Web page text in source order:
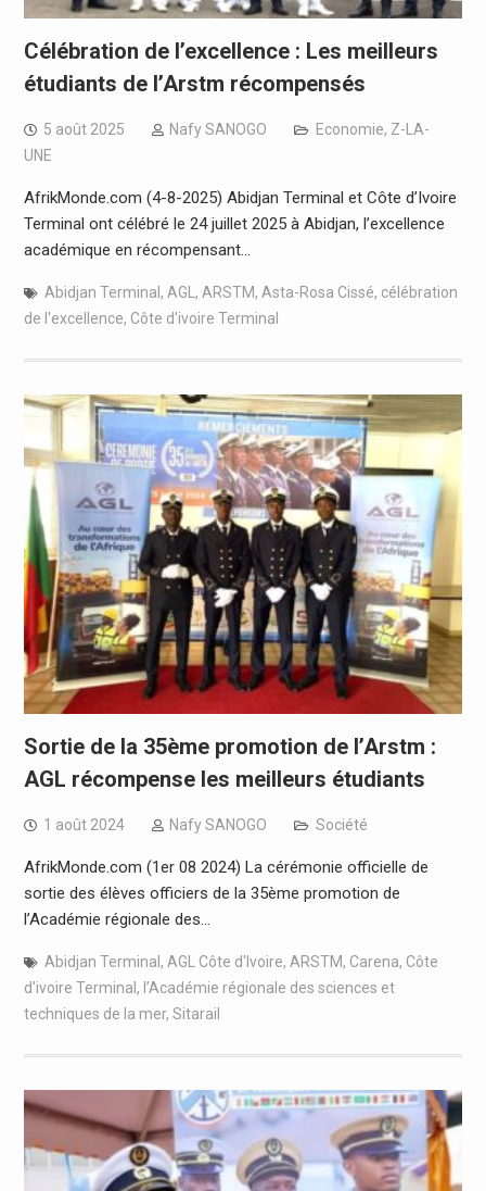
Célébration de l’excellence : Les meilleurs
étudiants de l’Arstm récompensés
5 août 2025 Nafy SANOGO Economie, Z-LA-
UNE
AfrikMonde.com (4-8-2025) Abidjan Terminal et Côte d’Ivoire
Terminal ont célébré le 24 juillet 2025 à Abidjan, l’excellence
académique en récompensant…
Abidjan Terminal , AGL , ARSTM, Asta-Rosa Cissé, célébration
de l'excellence, Côte d'ivoire Terminal
Sortie de la 35ème promotion de l’Arstm :
AGL récompense les meilleurs étudiants
1 août 2024 Nafy SANOGO Société
AfrikMonde.com (1er 08 2024) La cérémonie officielle de
sortie des élèves officiers de la 35ème promotion de
l’Académie régionale des…
Abidjan Terminal , AGL Côte d'Ivoire, ARSTM, Carena, Côte
d'ivoire Terminal , l’Académie régionale des sciences et
techniques de la mer, Sitarail